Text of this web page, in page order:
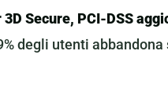
Secure, PCI-DSS
degli utenti